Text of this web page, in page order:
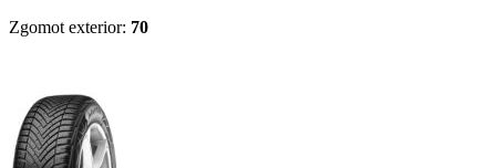
Zgomot exterior: 70